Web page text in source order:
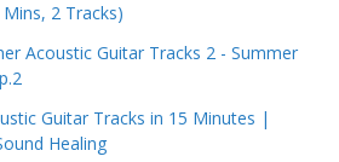
2 Tracks)
Acoustic Guitar Tracks 2 - Summer
Guitar Tracks in 15 Minutes |
Healing